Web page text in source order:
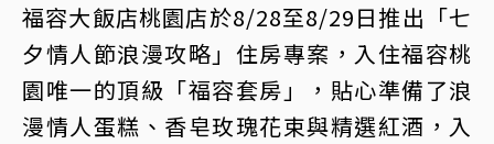
福容大飯店桃園店於8/28至8/29日推出「七
夕情人節浪漫攻略」住房專案，入住福容桃
園唯一的頂級「福容套房」，貼心準備了浪
漫情人蛋糕、香皂玫瑰花束與精選紅酒，入